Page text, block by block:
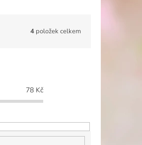
4 položek celkem
78Kč